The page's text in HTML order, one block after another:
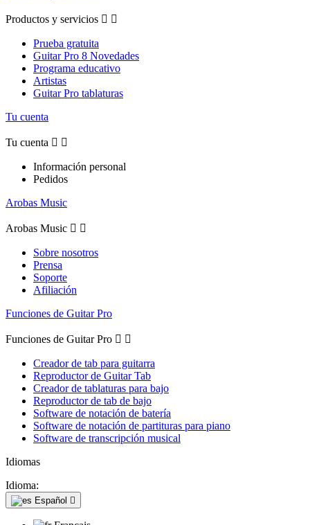
Productos y servicios  
Prueba gratuita
Guitar Pro 8 Novedades
Programa educativo
Artistas
Guitar Pro tablaturas
Tu cuenta
Tu cuenta  
Información personal
Pedidos
Arobas Music
Arobas Music  
Sobre nosotros
Prensa
Soporte
Afiliación
Funciones de Guitar Pro
Funciones de Guitar Pro  
Creador de tab para guitarra
Reproductor de Guitar Tab
Creador de tablaturas para bajo
Reproductor de tab de bajo
Software de notación de batería
Software de notación de partituras para piano
Software de transcripción musical
Idiomas
Idioma:
Español 